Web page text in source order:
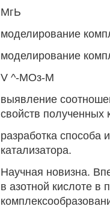
МгЬ
моделирование
моделирование
V ^-МОз-М
выявление
свойств полученных
разработка способа
катализатора.
Научная новизна.
в азотной кислоте в